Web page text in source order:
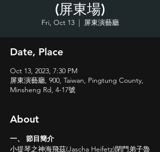
(屏東場)
Fri, Oct 13
  |
屏東演藝廳
Date, Place
Oct 13, 2023, 7:30 PM
屏東演藝廳, 900, Taiwan, Pingtung County,
Minsheng Rd, 4-17號
About
一、 節目簡介
小提琴之神海飛茲(Jascha Heifetz)閉門弟子魯